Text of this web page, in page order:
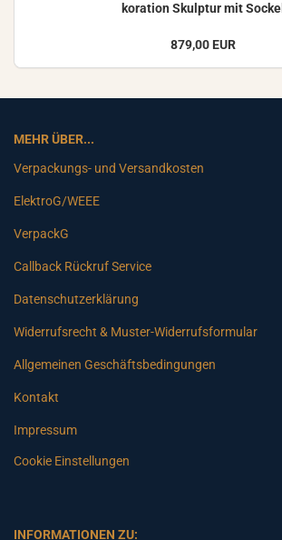
ko­ra­ti­on Skulp­tur mit So­ckel
879,00 EUR
MEHR ÜBER...
Verpackungs- und Versandkosten
ElektroG/WEEE
VerpackG
Callback Rückruf Service
Datenschutzerklärung
Widerrufsrecht & Muster-Widerrufsformular
Allgemeinen Geschäftsbedingungen
Kontakt
Impressum
Cookie Einstellungen
INFORMATIONEN ZU: